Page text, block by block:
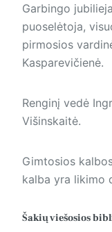
Garbingo
puoselėtoja,
pirmosios
Kasparevičienė.
Renginį vedė
Višinskaitė.
Gimtosios
kalba yra likimo
Šakių viešosios